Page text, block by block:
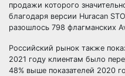
продажи которого
благодаря версии Huracan
разошлось 798 флагманских
Российский рынок также
2021 году клиентам было
48% выше показателей 2020